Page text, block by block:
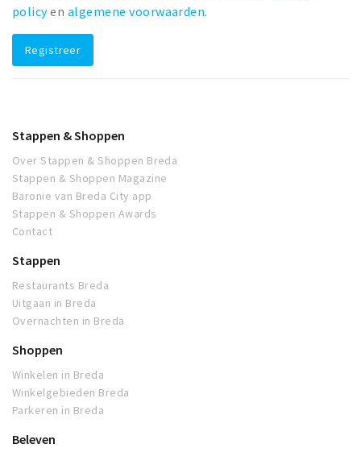
policyen algemene voorwaarden.
Registreer
Stappen & Shoppen
Over Stappen & Shoppen Breda
Stappen & Shoppen Magazine
Baronie van Breda City app
Stappen & Shoppen Awards
Contact
Stappen
Restaurants Breda
Uitgaan in Breda
Overnachten in Breda
Shoppen
Winkelen in Breda
Winkelgebieden Breda
Parkeren in Breda
Beleven